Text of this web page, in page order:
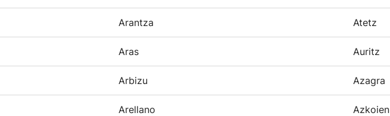
Arantza Atetz
Aras Auritz
Arbizu Azagra
Arellano Azkoien